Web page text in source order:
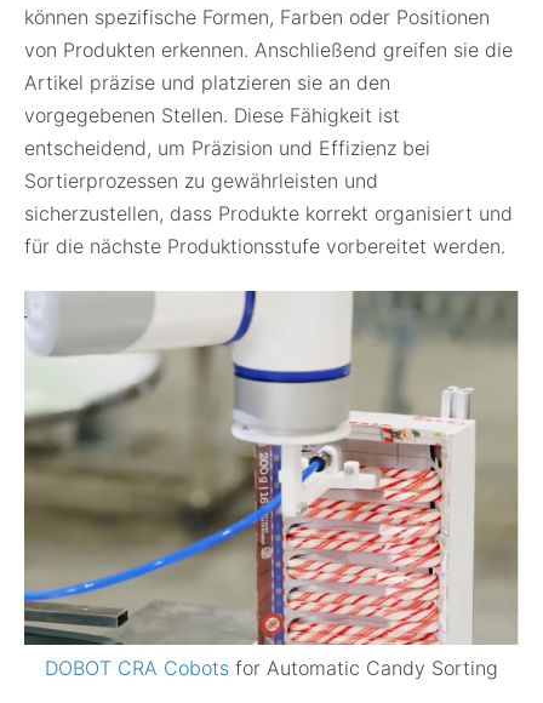
können spezifische Formen, Farben oder Positionen
von Produkten erkennen. Anschließend greifen sie die
Artikel präzise und platzieren sie an den
vorgegebenen Stellen. Diese Fähigkeit ist
entscheidend, um Präzision und Effizienz bei
Sortierprozessen zu gewährleisten und
sicherzustellen, dass Produkte korrekt organisiert und
für die nächste Produktionsstufe vorbereitet werden.
DOBOT CRA Cobots for Automatic Candy Sorting